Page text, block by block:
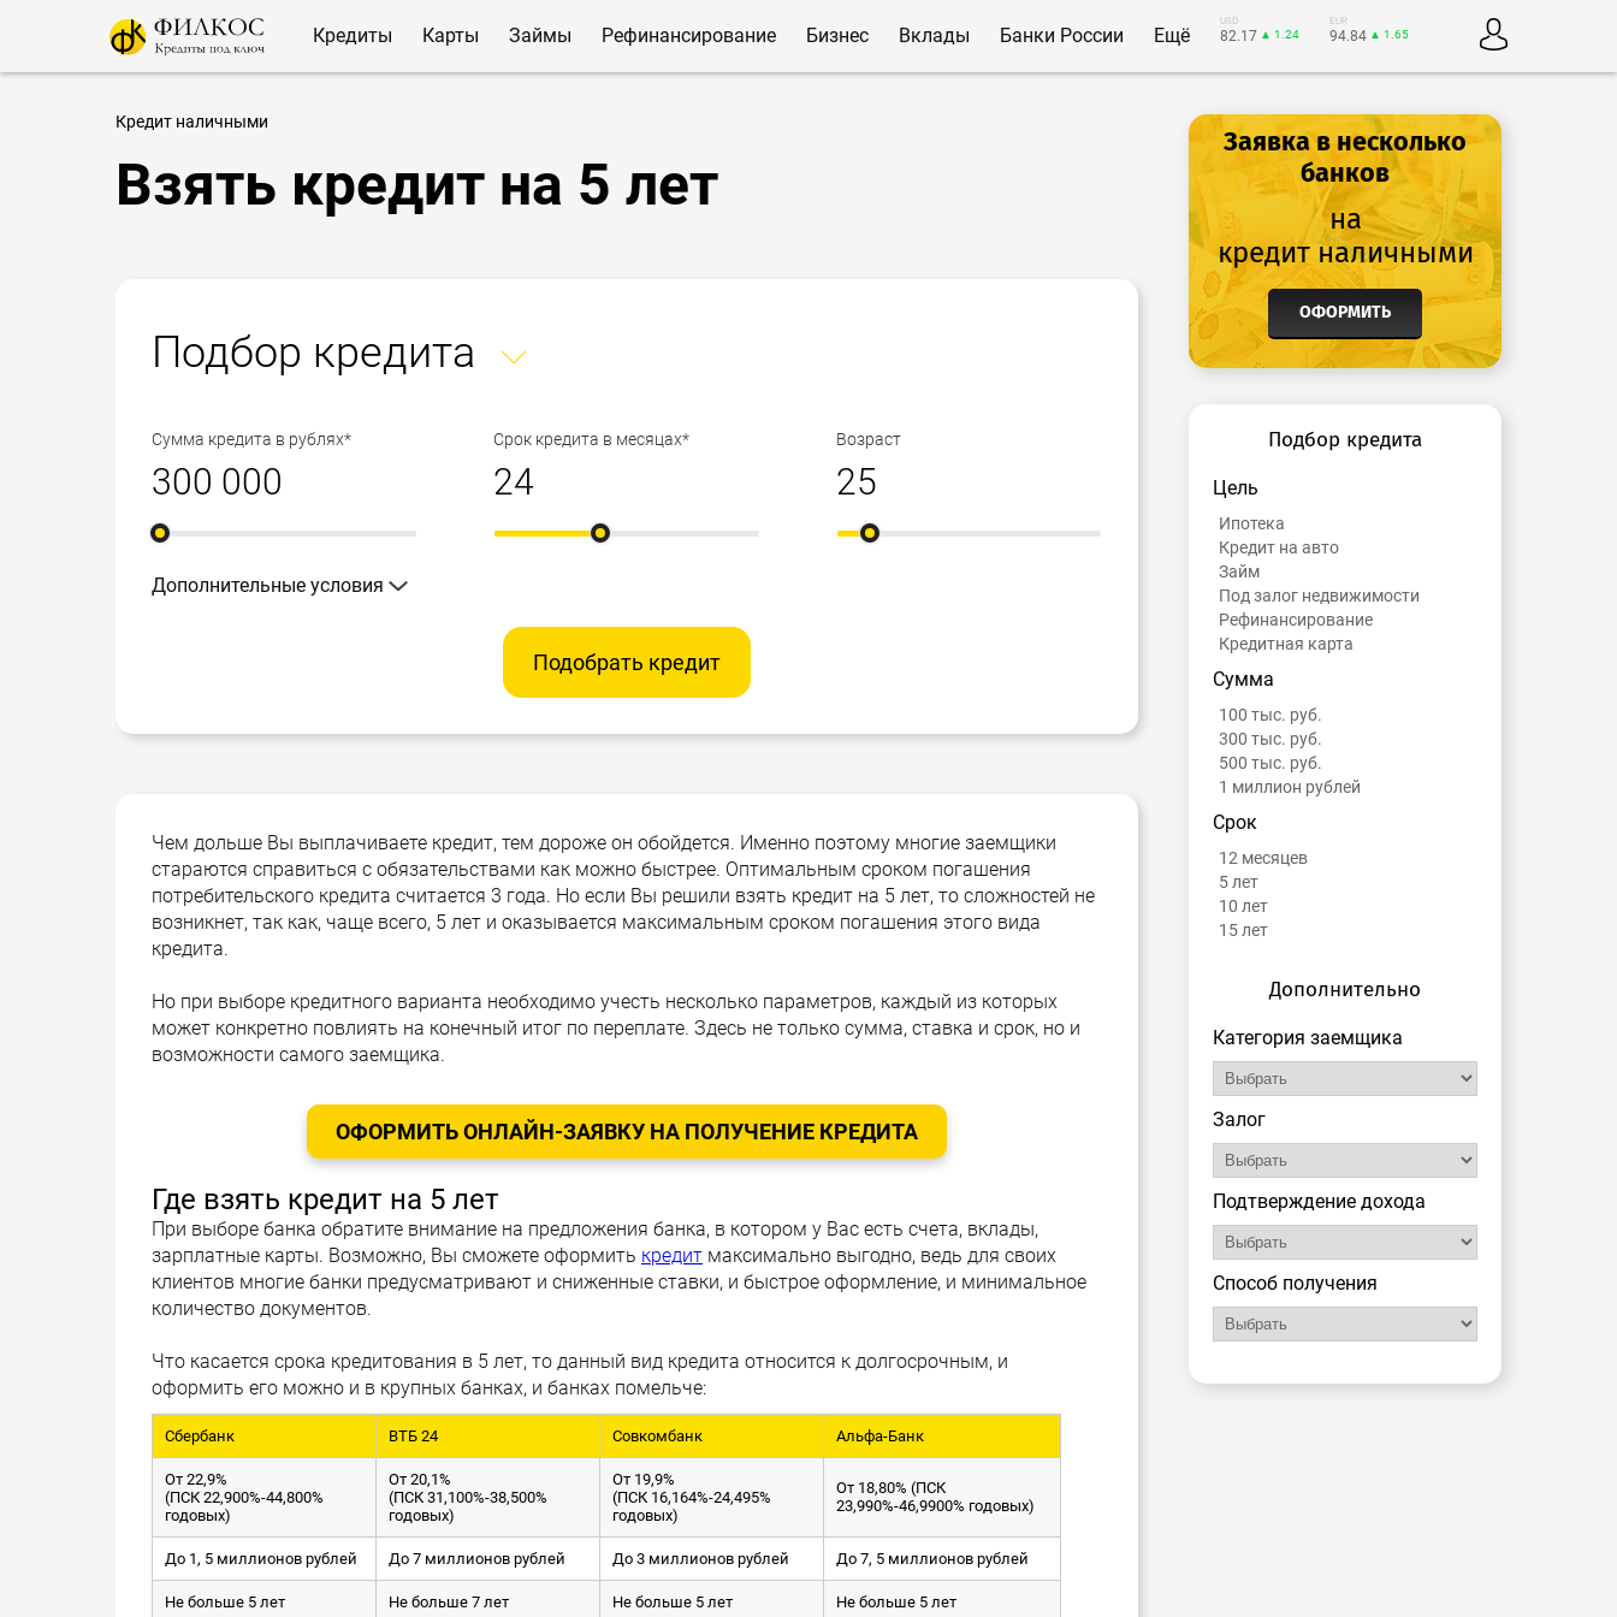
Кредиты Карты Займы Рефинансирование Бизнес Вклады Банки России Ещё
USD
82.17 ▲ 1.24
EUR
94.84 ▲ 1.65
Кредит наличными
Взять кредит на 5 лет
Подбор кредита
Сумма кредита в рублях* Срок кредита в месяцах* Возраст
Дополнительные условия
Подобрать кредит
Чем дольше Вы выплачиваете кредит, тем дороже он обойдется. Именно поэтому многие заемщики
стараются справиться с обязательствами как можно быстрее. Оптимальным сроком погашения
потребительского кредита считается 3 года. Но если Вы решили взять кредит на 5 лет, то сложностей не
возникнет, так как, чаще всего, 5 лет и оказывается максимальным сроком погашения этого вида
кредита.
Но при выборе кредитного варианта необходимо учесть несколько параметров, каждый из которых
может конкретно повлиять на конечный итог по переплате. Здесь не только сумма, ставка и срок, но и
возможности самого заемщика.
ОФОРМИТЬ ОНЛАЙН-ЗАЯВКУ НА ПОЛУЧЕНИЕ КРЕДИТА
Где взять кредит на 5 лет
При выборе банка обратите внимание на предложения банка, в котором у Вас есть счета, вклады,
зарплатные карты. Возможно, Вы сможете оформить кредит максимально выгодно, ведь для своих
клиентов многие банки предусматривают и сниженные ставки, и быстрое оформление, и минимальное
количество документов.
Что касается срока кредитования в 5 лет, то данный вид кредита относится к долгосрочным, и
оформить его можно и в крупных банках, и банках помельче:
Сбербанк ВТБ 24 Совкомбанк Альфа-Банк
От 22,9%
(ПСК 22,900%-44,800%
годовых)
От 20,1%
(ПСК 31,100%-38,500%
годовых)
От 19,9%
(ПСК 16,164%-24,495%
годовых)
От 18,80% (ПСК
23,990%-46,9900% годовых)
До 1, 5 миллионов рублей До 7 миллионов рублей До 3 миллионов рублей До 7, 5 миллионов рублей
Не больше 5 лет Не больше 7 лет Не больше 5 лет Не больше 5 лет
Заявка в несколько
банков
на
кредит наличными
ОФОРМИТЬ
Подбор кредита
Цель
Ипотека
Кредит на авто
Займ
Под залог недвижимости
Рефинансирование
Кредитная карта
Сумма
100 тыс. руб.
300 тыс. руб.
500 тыс. руб.
1 миллион рублей
Срок
12 месяцев
5 лет
10 лет
15 лет
Дополнительно
Категория заемщика
Залог
Подтверждение дохода
Способ получения